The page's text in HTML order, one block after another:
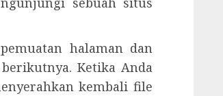
halaman dan
Ketika Anda
kembali file